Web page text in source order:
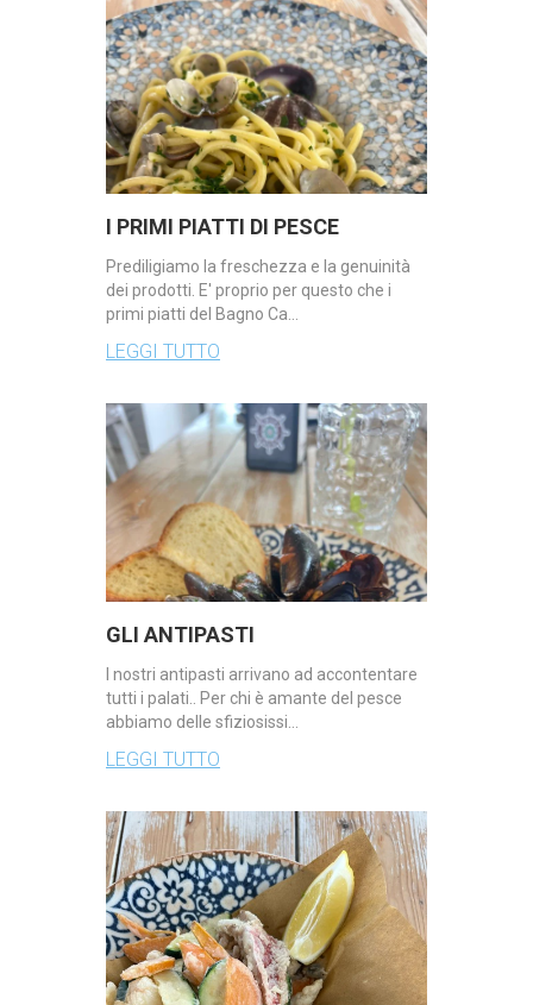
I PRIMI PIATTI DI PESCE
Prediligiamo la freschezza e la genuinità
dei prodotti. E' proprio per questo che i
primi piatti del Bagno Ca…
LEGGI TUTTO
GLI ANTIPASTI
I nostri antipasti arrivano ad accontentare
tutti i palati.. Per chi è amante del pesce
abbiamo delle sfiziosissi…
LEGGI TUTTO